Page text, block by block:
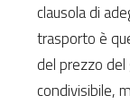
clausola di
trasporto è
del prezzo del
condivisibile,